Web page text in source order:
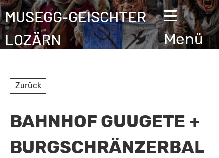
MUSEGG-GEISCHTER
LOZÄRN
Menü
Zurück
BAHNHOF GUUGETE +
BURGSCHRÄNZERBAL